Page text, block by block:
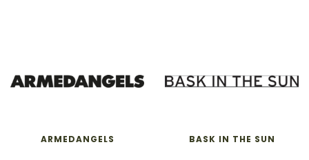
ARMEDANGELS BASK IN THE SUN